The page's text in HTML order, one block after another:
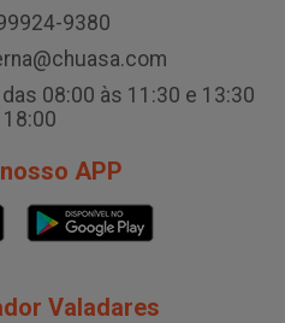
9380
08:00 às 11:30 e 13:30
18:00
APP
Valadares